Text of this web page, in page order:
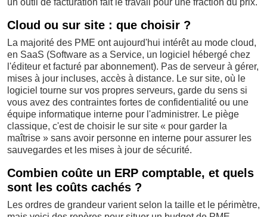
un outil de facturation fait le travail pour une fraction du prix.
Cloud ou sur site : que choisir ?
La majorité des PME ont aujourd'hui intérêt au mode cloud,
en SaaS (Software as a Service, un logiciel hébergé chez
l'éditeur et facturé par abonnement). Pas de serveur à gérer,
mises à jour incluses, accès à distance. Le sur site, où le
logiciel tourne sur vos propres serveurs, garde du sens si
vous avez des contraintes fortes de confidentialité ou une
équipe informatique interne pour l'administrer. Le piège
classique, c'est de choisir le sur site « pour garder la
maîtrise » sans avoir personne en interne pour assurer les
sauvegardes et les mises à jour de sécurité.
Combien coûte un ERP comptable, et quels
sont les coûts cachés ?
Les ordres de grandeur varient selon la taille et le périmètre,